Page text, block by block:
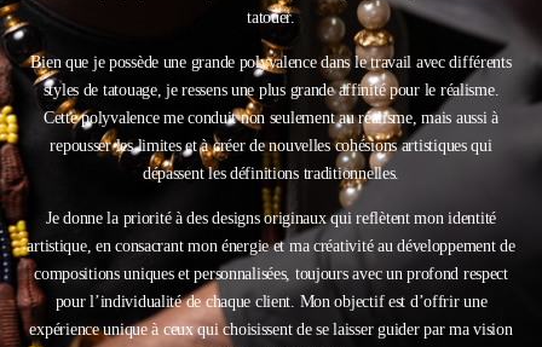
tatouer.
Bien que je possède une grande polyvalence dans le travail avec différents
styles de tatouage, je ressens une plus grande affinité pour le réalisme.
Cette polyvalence me conduit non seulement au réalisme, mais aussi à
repousser les limites et à créer de nouvelles cohésions artistiques qui
dépassent les définitions traditionnelles.
Je donne la priorité à des designs originaux qui reflètent mon identité
artistique, en consacrant mon énergie et ma créativité au développement de
compositions uniques et personnalisées, toujours avec un profond respect
pour l’individualité de chaque client. Mon objectif est d’offrir une
expérience unique à ceux qui choisissent de se laisser guider par ma vision